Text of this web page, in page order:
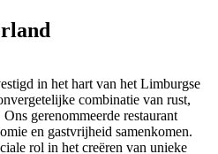
in het hart van het Limburgse
combinatie van rust,
gerenommeerde restaurant
en gastvrijheid samenkomen.
rol in het creëren van unieke